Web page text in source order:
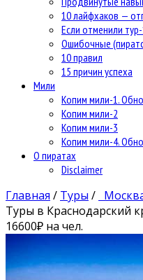
10 лайфхаков —
Если отменили тур-
Ошибочные
10 правил
15 причин успеха
Мили
Копим мили-1.
Копим мили-2
Копим мили-3
Копим мили-4.
О пиратах
Disclaimer
Главная / Туры /
Туры в Краснодарский
16600₽ на чел.